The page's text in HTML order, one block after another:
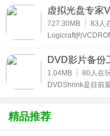
以直接免费下载。
虚拟光盘专家
解版
727.30MB 83 人
Logicraft的
下载安装。
DVD影片备份
V5.2.1.15 最新
1.04MB 80人在
DVDShrink是目前
简单的影片压缩设
大容量DVD影片塞
精品推荐